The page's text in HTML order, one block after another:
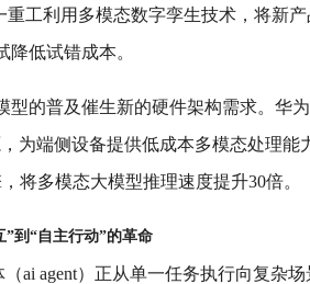
重工利用多模态数字孪生技术，将新
低试错成本。
型的普及催生新的硬件架构需求。华
为端侧设备提供低成本多模态处理能
将多模态大模型推理速度提升30倍。
到“自主行动”的革命
ai agent）正从单一任务执行向复杂